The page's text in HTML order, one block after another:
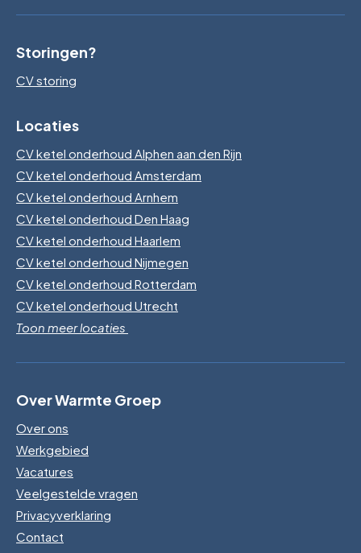
Storingen?
CV storing
Locaties
CV ketel onderhoud Alphen aan den Rijn
CV ketel onderhoud Amsterdam
CV ketel onderhoud Arnhem
CV ketel onderhoud Den Haag
CV ketel onderhoud Haarlem
CV ketel onderhoud Nijmegen
CV ketel onderhoud Rotterdam
CV ketel onderhoud Utrecht
Toon meer locaties
Over Warmte Groep
Over ons
Werkgebied
Vacatures
Veelgestelde vragen
Privacyverklaring
Contact